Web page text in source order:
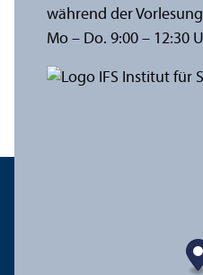
während der
Mo – Do. 9:00 – 12:30